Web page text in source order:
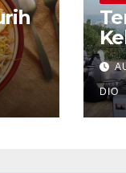
DIO